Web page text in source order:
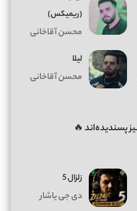
(ریمیکس)
محسن آقاخانی
لیلا
محسن آقاخانی
پسندیده‌اند 🔥
زلزال 5
دی جی یاشار